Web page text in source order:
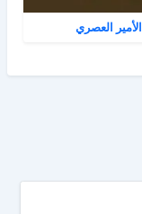
الأمير العصري